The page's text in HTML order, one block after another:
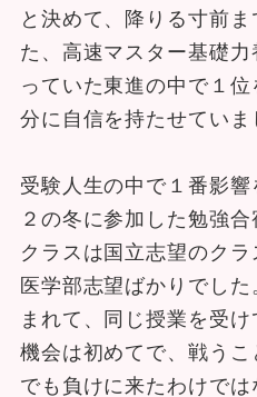
と決めて、降りる寸前
た、高速マスター基礎
っていた東進の中で１
分に自信を持たせていま
受験人生の中で１番影
２の冬に参加した勉強
クラスは国立志望のク
医学部志望ばかりでし
まれて、同じ授業を受
機会は初めてで、戦うこ
でも負けに来たわけで